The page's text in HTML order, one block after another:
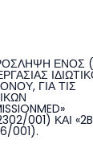
ΕΝΟΣ
ΓΙΑ ΤΙΣ
001) ΚΑΙ
001).